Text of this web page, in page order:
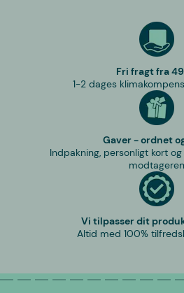
Fri fragt fra
1-2 dages
Gaver - ordnet
Indpakning, personligt kort
modtageren
Vi tilpasser dit
Altid med 100%